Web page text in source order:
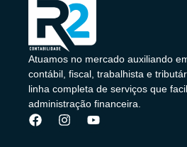
Atuamos no mercado auxiliando
contábil, fiscal, trabalhista e
linha completa de serviços que
administração financeira.